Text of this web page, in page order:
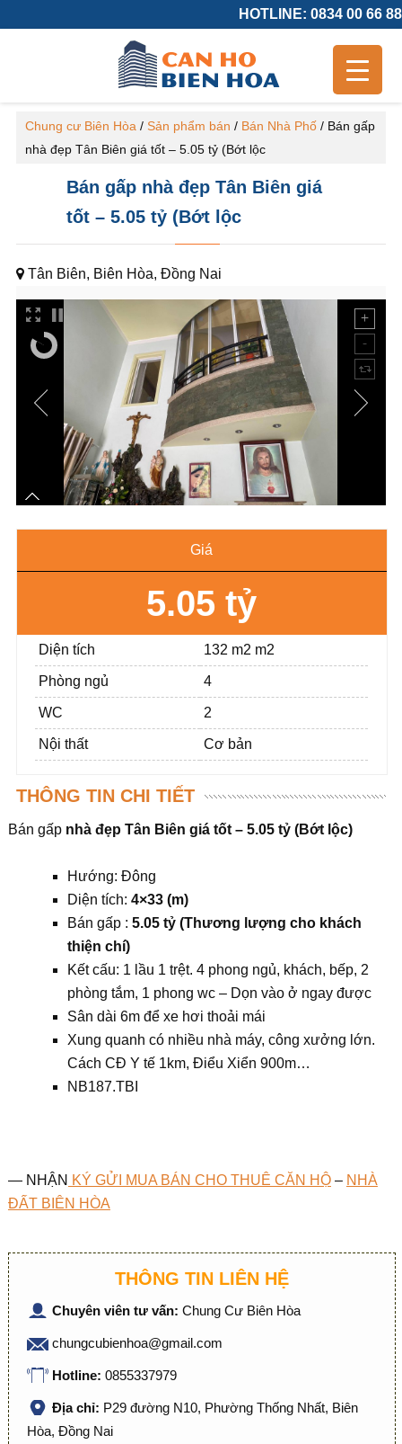
HOTLINE: 0834 00 66 88
Chung cư Biên Hòa / Sản phẩm bán / Bán Nhà Phố/ Bán gấp
nhà đẹp Tân Biên giá tốt – 5.05 tỷ (Bớt lộc
Bán gấp nhà đẹp Tân Biên giá
tốt – 5.05 tỷ (Bớt lộc
Tân Biên, Biên Hòa, Đồng Nai
Giá
5.05 tỷ
Diện tích 132 m2 m2
Phòng ngủ 4
WC 2
Nội thất Cơ bản
THÔNG TIN CHI TIẾT
Bán gấp nhà đẹp Tân Biên giá tốt – 5.05 tỷ (Bớt lộc)
Hướng: Đông
Diện tích: 4×33 (m)
Bán gấp : 5.05 tỷ (Thương lượng cho khách
thiện chí)
Kết cấu: 1 lầu 1 trệt. 4 phong ngủ, khách, bếp, 2
phòng tắm, 1 phong wc – Dọn vào ở ngay được
Sân dài 6m để xe hơi thoải mái
Xung quanh có nhiều nhà máy, công xưởng lớn.
Cách CĐ Y tế 1km, Điểu Xiển 900m…
NB187.TBI
— NHẬN KÝ GỬI MUA BÁN CHO THUÊ CĂN HỘ– NHÀ
ĐẤT BIÊN HÒA
THÔNG TIN LIÊN HỆ
Chuyên viên tư vấn: Chung Cư Biên Hòa
chungcubienhoa@gmail.com
Hotline: 0855337979
Địa chỉ: P29 đường N10, Phường Thống Nhất, Biên
Hòa, Đồng Nai